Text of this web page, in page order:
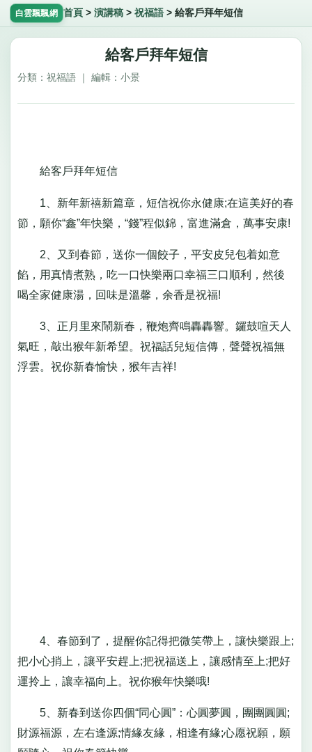
白雲飄飄網 首頁 > 演講稿> 祝福語> 給客戶拜年短信
給客戶拜年短信
分類：祝福語 ｜ 編輯：小景
給客戶拜年短信
1、新年新禧新篇章，短信祝你永健康;在這美好的春
節，願你“鑫”年快樂，“錢”程似錦，富進滿倉，萬事安康!
2、又到春節，送你一個餃子，平安皮兒包着如意
餡，用真情煮熟，吃一口快樂兩口幸福三口順利，然後
喝全家健康湯，回味是溫馨，余香是祝福!
3、正月里來鬧新春，鞭炮齊鳴轟轟響。鑼鼓喧天人
氣旺，敲出猴年新希望。祝福話兒短信傳，聲聲祝福無
浮雲。祝你新春愉快，猴年吉祥!
4、春節到了，提醒你記得把微笑帶上，讓快樂跟上;
把小心捎上，讓平安趕上;把祝福送上，讓感情至上;把好
運拎上，讓幸福向上。祝你猴年快樂哦!
5、新春到送你四個“同心圓”：心圓夢圓，團團圓圓;
財源福源，左右逢源;情緣友緣，相逢有緣;心愿祝願，願